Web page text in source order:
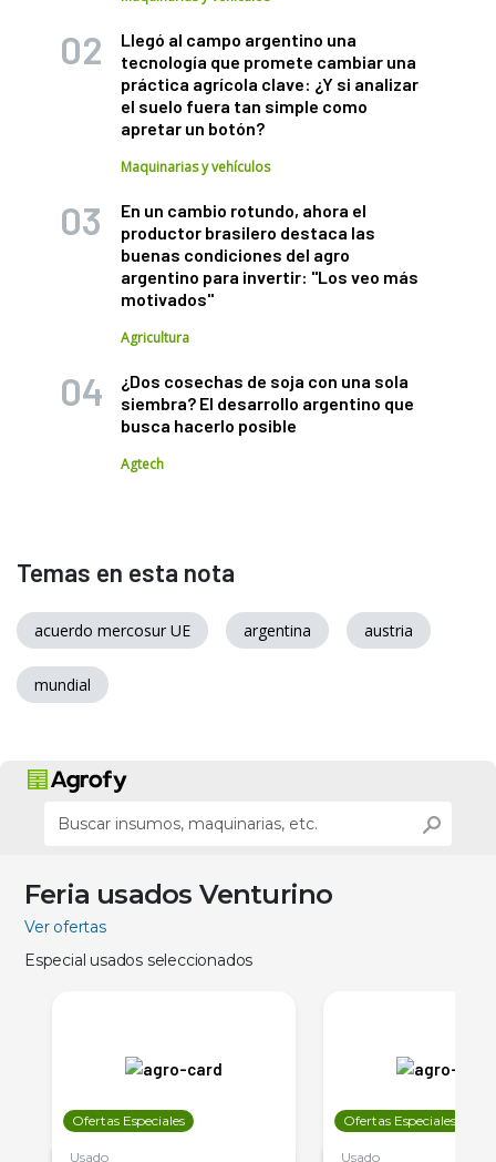
Llegó al campo argentino una
tecnología que promete cambiar una
práctica agrícola clave: ¿Y si analizar
el suelo fuera tan simple como
apretar un botón?
Maquinarias y vehículos
En un cambio rotundo, ahora el
productor brasilero destaca las
buenas condiciones del agro
argentino para invertir: "Los veo más
motivados"
Agricultura
¿Dos cosechas de soja con una sola
siembra? El desarrollo argentino que
busca hacerlo posible
Agtech
Temas en esta nota
acuerdo mercosur UE argentina austria
mundial
Feria usados Venturino
Ver ofertas
Especial usados seleccionados
Ofertas Especiales
Usado
Ofertas Especiales
Usado